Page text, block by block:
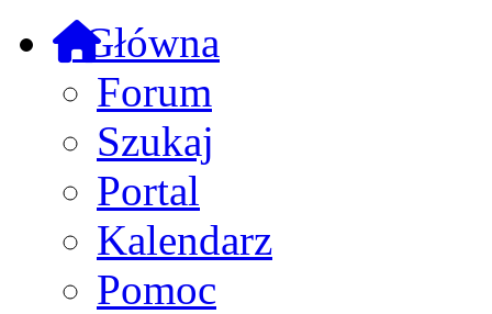
Główna
Forum
Szukaj
Portal
Kalendarz
Pomoc